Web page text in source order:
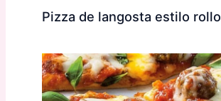
Pizza de langosta estilo rollo